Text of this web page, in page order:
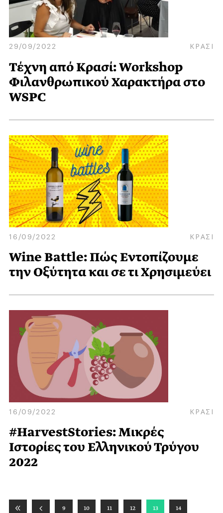
29/09/2022 ΚΡΑΣΙ
Τέχνη από Κρασί: Workshop
Φιλανθρωπικού Χαρακτήρα στο
WSPC
16/09/2022 ΚΡΑΣΙ
Wine Battle: Πώς Εντοπίζουμε
την Οξύτητα και σε τι Χρησιμεύει
16/09/2022 ΚΡΑΣΙ
#HarvestStories: Μικρές
Ιστορίες του Ελληνικού Τρύγου
2022
9 10 11 12 13 14